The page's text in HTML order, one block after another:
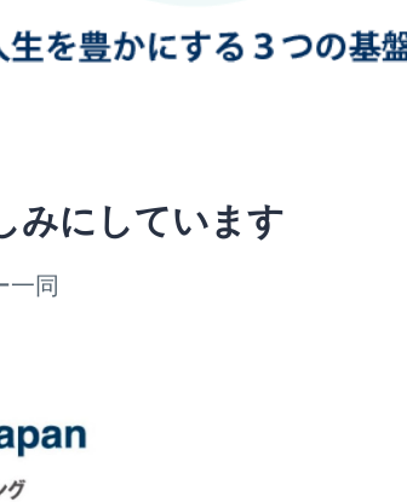
みにしています
一同